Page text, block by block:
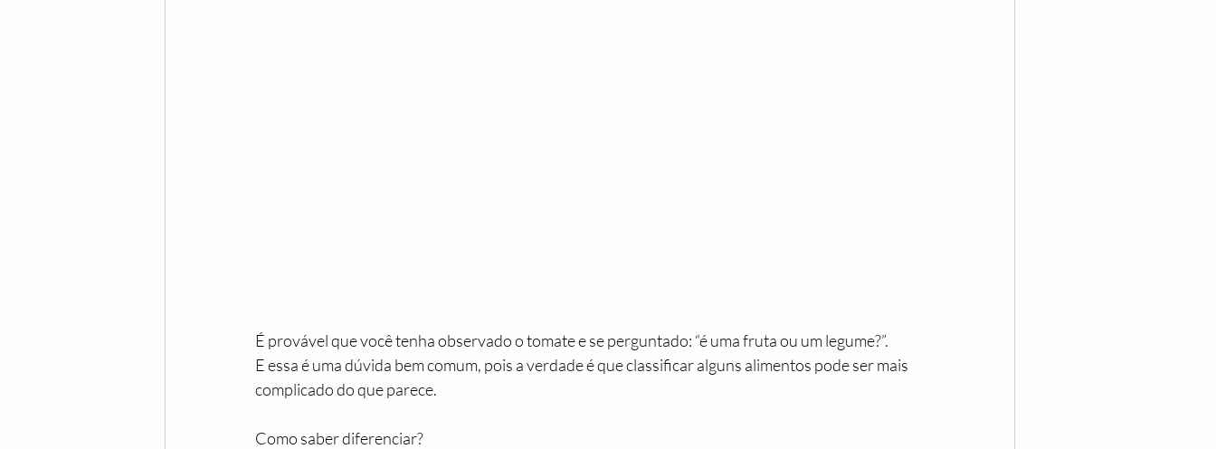
É provável que você tenha observado o tomate e se perguntado: “é uma fruta ou um legume?”.
E essa é uma dúvida bem comum, pois a verdade é que classificar alguns alimentos pode ser mais
complicado do que parece.
Como saber diferenciar?